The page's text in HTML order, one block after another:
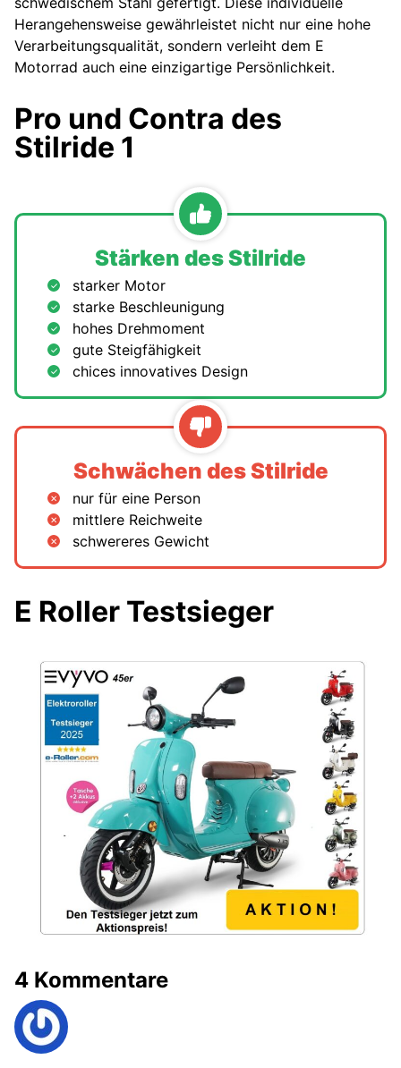
Herangehensweise gewährleistet nicht nur eine hohe
Verarbeitungsqualität, sondern verleiht dem E
Motorrad auch eine einzigartige Persönlichkeit.
Pro und Contra des
Stilride 1
Stärken des Stilride
starker Motor
starke Beschleunigung
hohes Drehmoment
gute Steigfähigkeit
chices innovatives Design
Schwächen des Stilride
nur für eine Person
mittlere Reichweite
schwereres Gewicht
E Roller Testsieger
4 Kommentare